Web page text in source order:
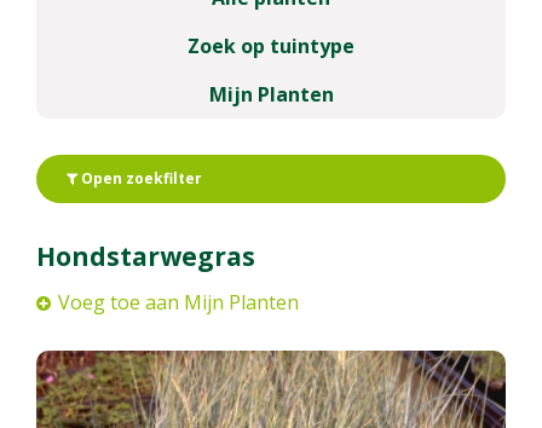
Zoek op tuintype
Mijn Planten
Open zoekfilter
Hondstarwegras
Voeg toe aan Mijn Planten